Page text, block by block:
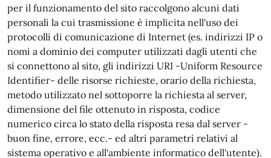
per il funzionamento del sito raccolgono alcuni dati
personali la cui trasmissione è implicita nell'uso dei
protocolli di comunicazione di Internet (es. indirizzi IP o
nomi a dominio dei computer utilizzati dagli utenti che
si connettono al sito, gli indirizzi URI -Uniform Resource
Identifier- delle risorse richieste, orario della richiesta,
metodo utilizzato nel sottoporre la richiesta al server,
dimensione del file ottenuto in risposta, codice
numerico circa lo stato della risposta resa dal server -
buon fine, errore, ecc.- ed altri parametri relativi al
sistema operativo e all'ambiente informatico dell'utente).